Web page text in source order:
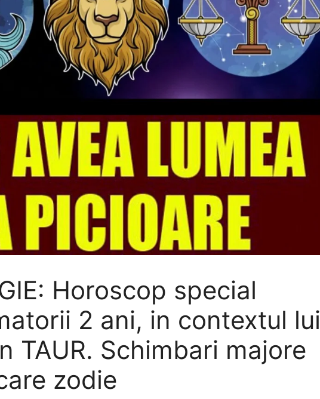
Horoscop special
2 ani, in contextul lui
TAUR. Schimbari majore
zodie